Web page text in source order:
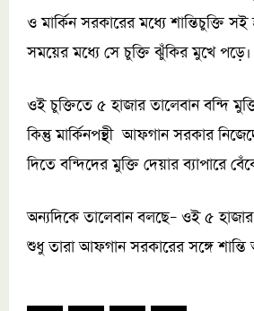
ও মার্কিন সরকারের মধ্যে শান্তিচুক্তি
সময়ের মধ্যে সে চুক্তি ঝুঁকির মুখে পড়ে।
ওই চুক্তিতে ৫ হাজার তালেবান বন্দি
কিন্তু মার্কিনপন্থী আফগান সরকার
দিতে বন্দিদের মুক্তি দেয়ার ব্যাপারে
অন্যদিকে তালেবান বলছে– ওই ৫
শুধু তারা আফগান সরকারের সঙ্গে